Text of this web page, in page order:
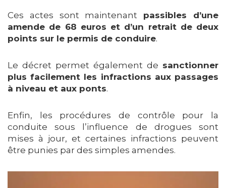
Ces actes sont maintenant passibles d’une
amende de 68 euros et d’un retrait de deux
points sur le permis de conduire.
Le décret permet également de sanctionner
plus facilement les infractions aux passages
à niveau et aux ponts.
Enfin, les procédures de contrôle pour la
conduite sous l’influence de drogues sont
mises à jour, et certaines infractions peuvent
être punies par des simples amendes.